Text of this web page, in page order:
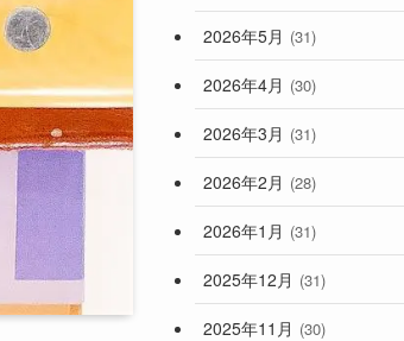
2026年5月 (31)
2026年4月 (30)
2026年3月 (31)
2026年2月 (28)
2026年1月 (31)
2025年12月 (31)
2025年11月 (30)